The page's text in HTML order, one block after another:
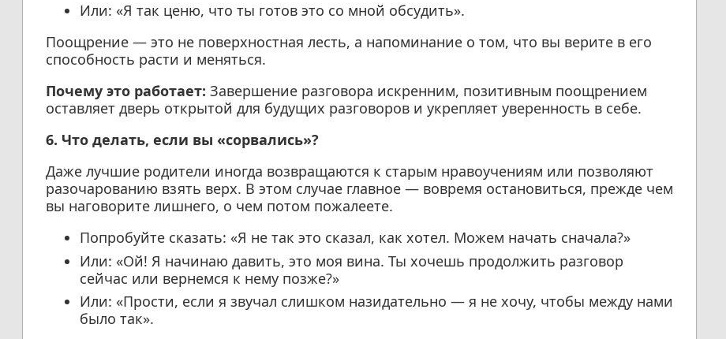
Или: «Я так ценю, что ты готов это со мной обсудить».
Поощрение — это не поверхностная лесть, а напоминание о том, что вы верите в его
способность расти и меняться.
Почему это работает: Завершение разговора искренним, позитивным поощрением
оставляет дверь открытой для будущих разговоров и укрепляет уверенность в себе.
6. Что делать, если вы «сорвались»?
Даже лучшие родители иногда возвращаются к старым нравоучениям или позволяют
разочарованию взять верх. В этом случае главное — вовремя остановиться, прежде чем
вы наговорите лишнего, о чем потом пожалеете.
Попробуйте сказать: «Я не так это сказал, как хотел. Можем начать сначала?»
Или: «Ой! Я начинаю давить, это моя вина. Ты хочешь продолжить разговор
сейчас или вернемся к нему позже?»
Или: «Прости, если я звучал слишком назидательно — я не хочу, чтобы между нами
было так».